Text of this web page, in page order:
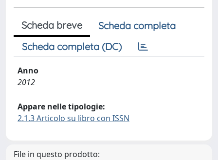
Scheda breve
Scheda completa
Scheda completa (DC)
Anno
2012
Appare nelle tipologie:
2.1.3 Articolo su libro con ISSN
File in questo prodotto: